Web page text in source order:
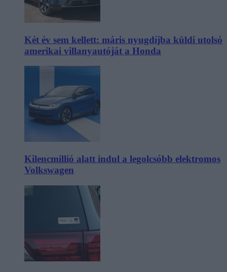
Két év sem kellett: máris nyugdíjba küldi utolsó
amerikai villanyautóját a Honda
Kilencmillió alatt indul a legolcsóbb elektromos
Volkswagen